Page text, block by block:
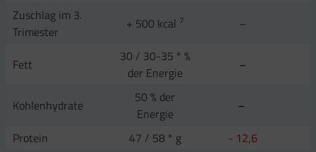
Zuschlag im 3.
Trimester
+ 500 kcal 7 –
Fett
30 / 30-35 * %
der Energie
–
Kohlenhydrate
50 % der
Energie
–
Protein
47 / 58 * g - 12,6